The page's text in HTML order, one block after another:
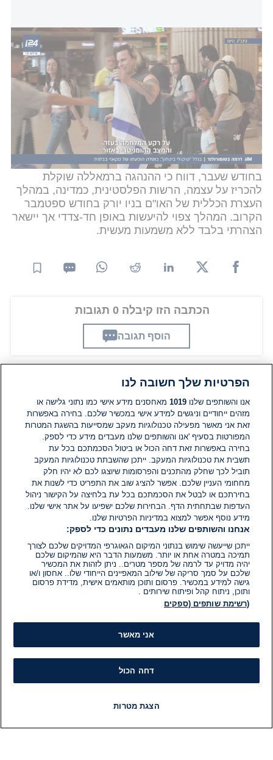
דרמה בטומורולנד: הופעתו של סקאזי בבלגיה בוטלה בגלל "שיקולי
ביטחון"
בלגיה מצטרפת לשורת מדינות שהודיעו לאחרונה כי
יכירו במדינה פלסטינית בעצרת האו"ם שתתקיים
החודש, ביניהן צרפת, פורטוגל, אוסטרליה, פינלנד, ניו
זילנד, מלטה, סן מרינו, אנדורה ולוקסמבורג. בנוסף,
בריטניה, קנדה וגרמניה הודיעו כי אם ישראל לא תפסיק
את המלחמה בעזה - גם הן יכירו בהקמת מדינה
פלסטינית.
בחודש שעבר, דווח כי ההנהגה ברמאללה שוקלת
להכריז על עצמה, הרשות הפלסטינית, כמדינה, במהלך
העצרת הכללית של האו"ם בניו יורק בחודש ספטמבר
הקרוב. המהלך צפוי להיעשות באופן חד-צדדי אך יישאר
הצהרתי בלבד ללא משמעות מעשית.
הכתבה הזו קיבלה 0 תגובות
הוסף תגובה
תגובות
אין עדיין תגובות. היה הראשון להגיב
הוסף תגובה
הפרטיות שלך חשובה לנו
אנו והשותפים שלנו1019 מאחסנים מידע אישי כמו נתוני גלישה או
מזהים ייחודיים וניגשים למידע אישי במכשיר שלכם. בחירה באפשרות
זאת אני מאשר מפעילה טכנולוגיות מעקב שמסייעות בהשגת המטרות
המפורטות בסעיף 'אנו והשותפים שלנו מעבדים מידע כדי לספק.
בחירה באפשרות זאת דחה הכול או ביטול הסכמתכם בכל עת
תשבית את טכנולוגיות המעקב. ייתכן שהשבתת טכנולוגיות המעקב
תוביל לכך שחלק מהתכנים והפרסומות שיוצגו לכם לא יהיו חלק
מחחומי העניין שלכם. אפשר להציג שוב את התפריט כדי לשנות את
בחירתכם או לבטל את הסכמתכם בכל עת בלחיצה על הקישור ניהול
העדפות שבתחתית הדף. הבחירות שלכם ישפיעו על אתר אישי שלנו.
מידע נוסף אפשר למצוא במדיניות הפרטיות שלנו.
אנחנו והשותפים שלנו מעבדים נתונים כדי לספק:
ייתכן שייעשה שימוש בנתוני המיקום הגאוגרפי המדויקים שלכם לצורך
תמיכה במטרה אחת או יותר. משמעות הדבר היא שהמיקום שלכם
יהיה מדויק עד לרמה של מספר מטרים.. ניתן לזהות את המכשיר
שלכם על סמך סריקה של שילוב המאפיינים הייחודי שלו.. אחסון ו/או
גישה למידע במכשיר. פרסום ותוכן מותאמים אישית, מדידת פרסום
ותוכן, ניתוח קהל ופיתוח שירותים .
(רשימת שותפים (ספקים
אני מאשר
דחה הכול
הצגת מטרות